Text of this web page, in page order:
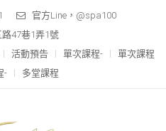
官方Line，@spa100
47巷1弄1號
活動預告 單次課程-
單次課程
-
多堂課程